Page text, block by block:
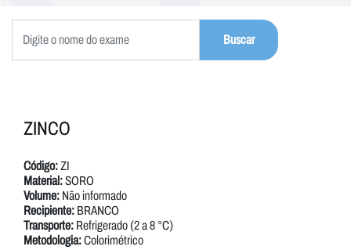
CONVÊNIOS
UNIDADES
ZINCO
Código:ZI
Material:SORO
Volume: Não informado
Recipiente: BRANCO
Transporte: Refrigerado (2 a 8 °C)
Metodologia:Colorimétrico